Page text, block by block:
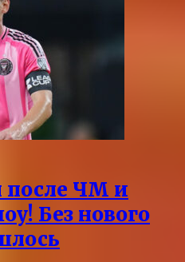
после ЧМ и
Без нового